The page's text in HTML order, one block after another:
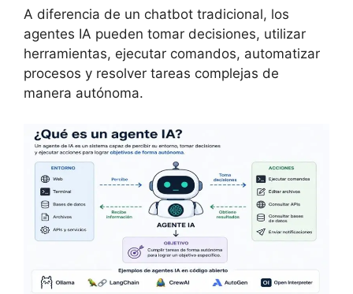
A diferencia de un chatbot tradicional, los
agentes IA pueden tomar decisiones, utilizar
herramientas, ejecutar comandos, automatizar
procesos y resolver tareas complejas de
manera autónoma.